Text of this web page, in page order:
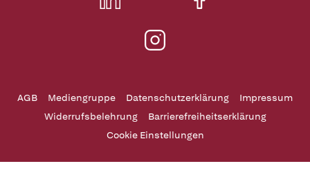
AGB Mediengruppe Datenschutzerklärung
Impressum
Widerrufsbelehrung
Barrierefreiheitserklärung
Cookie Einstellungen